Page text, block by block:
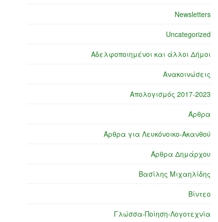
Newsletters
Uncategorized
Αδελφοποιημένοι και άλλοι Δήμοι
Ανακοινώσεις
Απολογισμός 2017-2023
Άρθρα
Άρθρα για Λευκόνοικο-Ακανθού
Άρθρα Δημάρχου
Βασίλης Μιχαηλίδης
Βίντεο
Γλώσσα-Ποίηση-Λογοτεχνία